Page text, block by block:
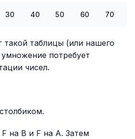
30 40 50 60 70
такой таблицы (или нашего
умножение потребует
чисел.
на B и F на A. Затем